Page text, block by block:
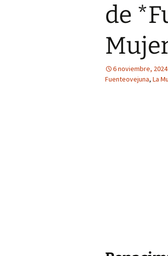
de
6 noviembre, 2024
Fuenteovejuna, La